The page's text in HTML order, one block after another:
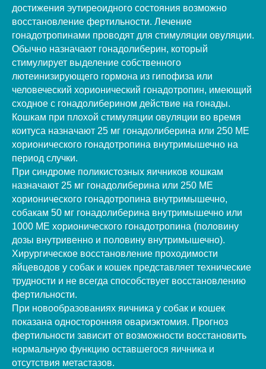
достижения эутиреоидного состояния возможно
восстановление фертильности. Лечение
гонадотропинами проводят для стимуляции овуляции.
Обычно назначают гонадолиберин, который
стимулирует выделение собственного
лютеинизирующего гормона из гипофиза или
человеческий хорионический гонадотропин, имеющий
сходное с гонадолиберином действие на гонады.
Кошкам при плохой стимуляции овуляции во время
коитуса назначают 25 мг гонадолиберина или 250 МЕ
хорионического гонадотропина внутримышечно на
период случки.
При синдроме поликистозных яичников кошкам
назначают 25 мг гонадолиберина или 250 МЕ
хорионического гонадотропина внутримышечно,
собакам 50 мг гонадолиберина внутримышечно или
1000 МЕ хорионического гонадотропина (половину
дозы внутривенно и половину внутримышечно).
Хирургическое восстановление проходимости
яйцеводов у собак и кошек представляет технические
трудности и не всегда способствует восстановлению
фертильности.
При новообразованиях яичника у собак и кошек
показана односторонняя овариэктомия. Прогноз
фертильности зависит от возможности восстановить
нормальную функцию оставшегося яичника и
отсутствия метастазов.